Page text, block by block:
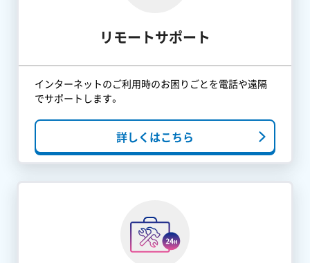
リモートサポート
インターネットのご利用時のお困りごとを電話や遠隔
でサポートします。
詳しくはこちら